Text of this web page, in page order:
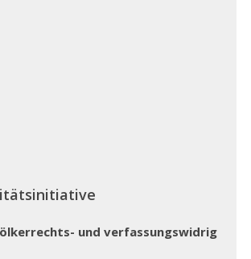
und verfassungswidrig